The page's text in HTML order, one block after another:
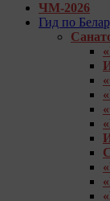
ЧМ-2026
Гид по